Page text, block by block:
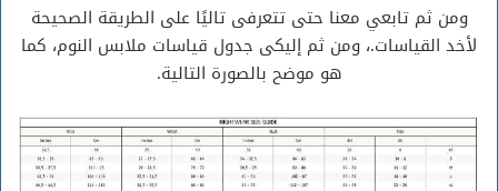
ومن ثم تابعي معنا حتى تتعرفى تاليًا على الطريقة الصحيحة
لأخد القياسات.، ومن ثم إليكى جدول قياسات ملابس النوم، كما
هو موضح بالصورة التالية.